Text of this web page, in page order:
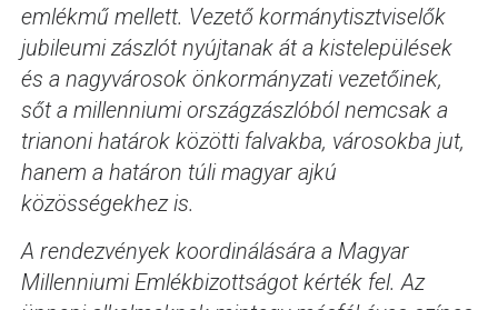
emlékmű mellett. Vezető kormánytisztviselők
jubileumi zászlót nyújtanak át a kistelepülések
és a nagyvárosok önkormányzati vezetőinek,
sőt a millenniumi országzászlóból nemcsak a
trianoni határok közötti falvakba, városokba jut,
hanem a határon túli magyar ajkú
közösségekhez is.
A rendezvények koordinálására a Magyar
Millenniumi Emlékbizottságot kérték fel. Az